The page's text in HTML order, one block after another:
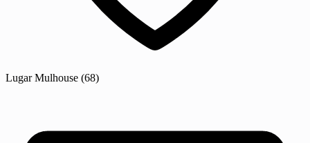
Lugar Mulhouse (68)